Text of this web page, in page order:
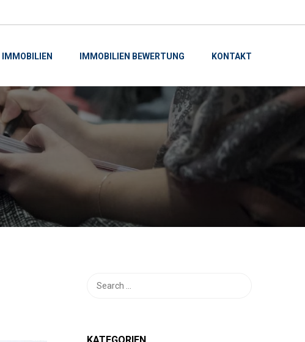
IMMOBILIEN IMMOBILIEN BEWERTUNG KONTAKT